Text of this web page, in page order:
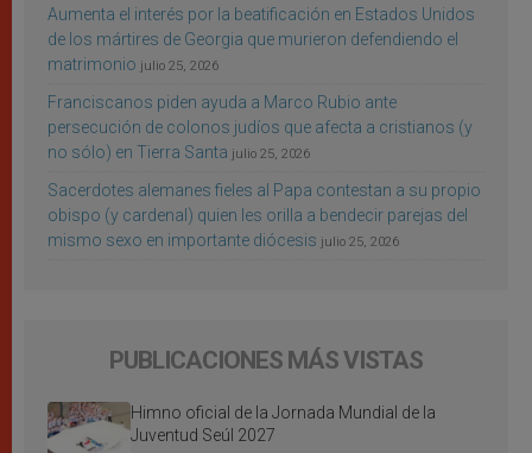
Aumenta el interés por la beatificación en Estados Unidos
de los mártires de Georgia que murieron defendiendo el
matrimonio julio 25, 2026
Franciscanos piden ayuda a Marco Rubio ante
persecución de colonos judíos que afecta a cristianos (y
no sólo) en Tierra Santa julio 25, 2026
Sacerdotes alemanes fieles al Papa contestan a su propio
obispo (y cardenal) quien les orilla a bendecir parejas del
mismo sexo en importante diócesis julio 25, 2026
PUBLICACIONES MÁS VISTAS
Himno oficial de la Jornada Mundial de la
Juventud Seúl 2027